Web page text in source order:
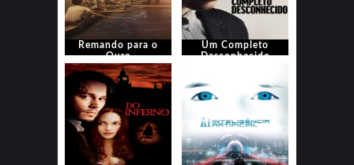
Remando para o
Ouro
Um Completo
Desconhecido